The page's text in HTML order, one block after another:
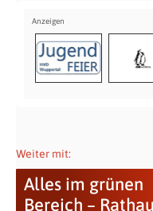
Weiter mit:
Alles im grünen
Bereich –